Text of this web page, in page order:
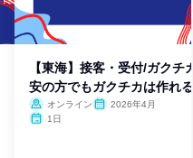
【東海】接客・受付/ガクチ
安の方でもガクチカは作れ
オンライン
2026年4月
1日